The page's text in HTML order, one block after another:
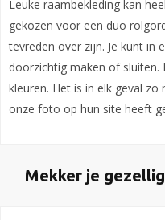
Leuke raambekleding kan
gekozen voor een duo
tevreden over zijn. Je kunt in
doorzichtig maken of sluiten.
kleuren. Het is in elk geval
onze foto op hun site heeft
Mekker je